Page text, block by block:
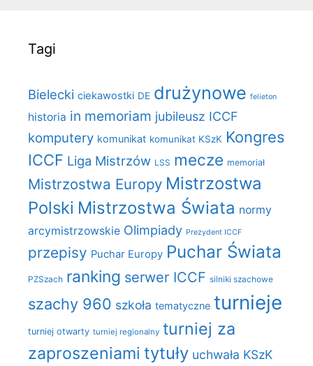
Tagi
Bielecki ciekawostki DE drużynowe felieton
historia in memoriam jubileusz ICCF
komputery komunikat komunikat KSzK Kongres
ICCF Liga Mistrzów LSS mecze memoriał
Mistrzostwa Europy Mistrzostwa
Polski Mistrzostwa Świata normy
arcymistrzowskie Olimpiady Prezydent ICCF
przepisy Puchar Europy Puchar Świata
PZSzach ranking serwer ICCF silniki szachowe
szachy 960 szkoła tematyczne turnieje
turniej otwarty turniej regionalny turniej za
zaproszeniami tytuły uchwała KSzK